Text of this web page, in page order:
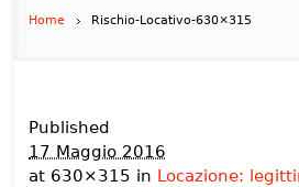
Home Rischio-Locativo-630×315
Published
17 Maggio 2016
at 630×315 in Locazione: